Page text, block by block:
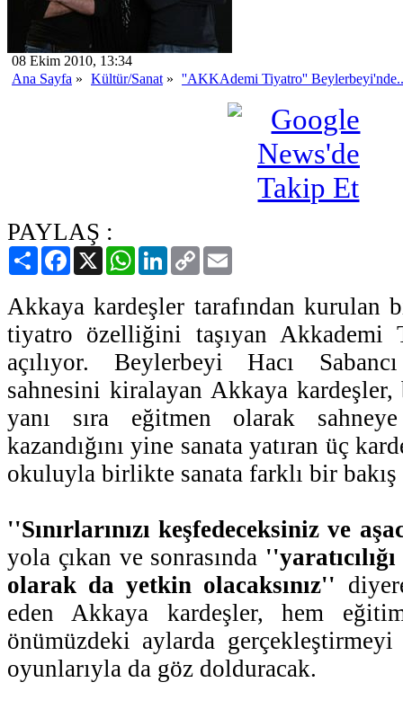
08 Ekim 2010, 13:34
Ana Sayfa » Kültür/Sanat » ''AKKAdemi Tiyatro''
PAYLAŞ :
PaylaşFacebook
X WhatsAppLinkedIn
Copy
Link
Akkaya kardeşler tarafından kurulan
tiyatro özelliğini taşıyan Akkademi
açılıyor. Beylerbeyi Hacı
sahnesini kiralayan Akkaya
yanı sıra eğitmen olarak
kazandığını yine sanata yatıran üç
okuluyla birlikte sanata farklı bir bakış
''Sınırlarınızı keşfedeceksiniz ve
yola çıkan ve sonrasında
olarak da yetkin olacaksınız''
eden Akkaya kardeşler, hem
önümüzdeki aylarda
oyunlarıyla da göz dolduracak.